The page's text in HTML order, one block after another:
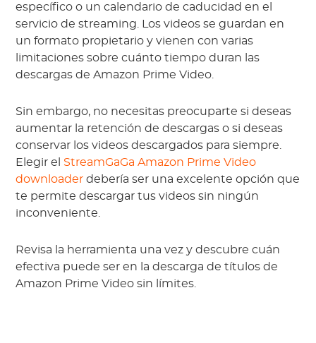
específico o un calendario de caducidad en el
servicio de streaming. Los videos se guardan en
un formato propietario y vienen con varias
limitaciones sobre cuánto tiempo duran las
descargas de Amazon Prime Video.
Sin embargo, no necesitas preocuparte si deseas
aumentar la retención de descargas o si deseas
conservar los videos descargados para siempre.
Elegir el StreamGaGa Amazon Prime Video
downloader debería ser una excelente opción que
te permite descargar tus videos sin ningún
inconveniente.
Revisa la herramienta una vez y descubre cuán
efectiva puede ser en la descarga de títulos de
Amazon Prime Video sin límites.